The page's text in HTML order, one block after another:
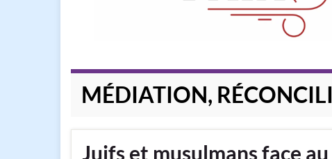
MÉDIATION,
Juifs et musulmans face